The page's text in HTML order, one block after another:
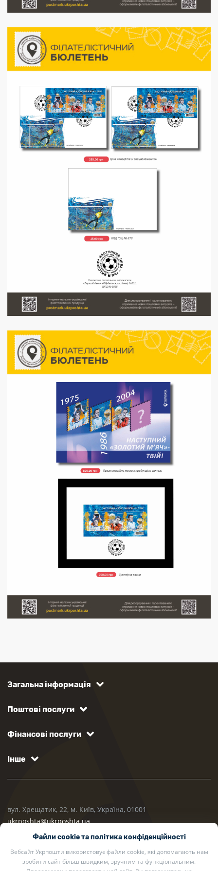
Файли cookie та політика конфіденційності
Вебсайт Укрпошти використовує файли cookie, які допомагають нам
зробити сайт більш швидким, зручним та функціональним.
Загальна інформація
Поштові послуги
Фінансові послуги
Інше
вул. Хрещатик, 22, м. Київ, Україна, 01001
ukrposhta@ukrposhta.ua